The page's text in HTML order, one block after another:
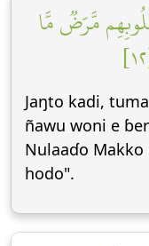
مَّرَضٞ مَّا
Jaŋto kadi,
ñawu woni e
Nulaaɗo
hodo".